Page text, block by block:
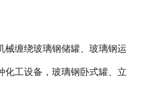
械缠绕玻璃钢储罐、玻璃钢运
化工设备，玻璃钢卧式罐、立